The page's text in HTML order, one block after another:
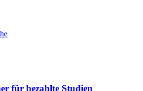
für bezahlte Studien